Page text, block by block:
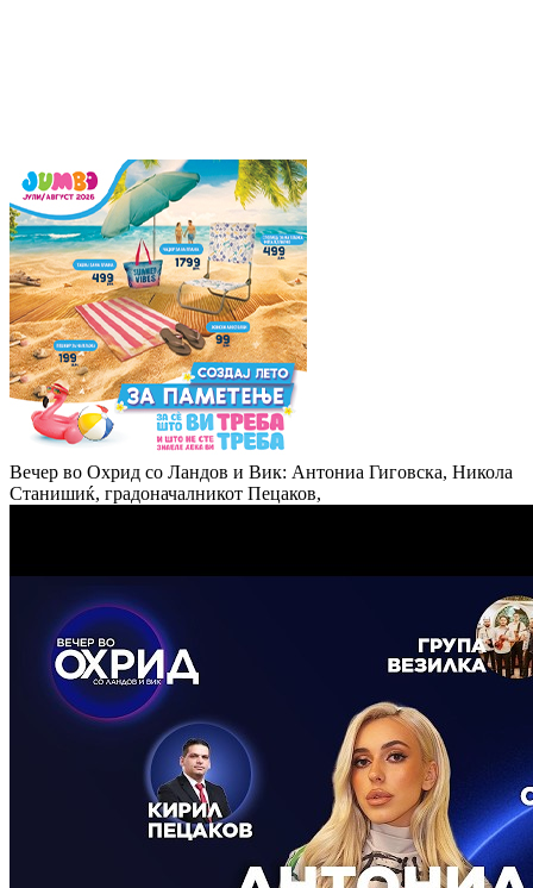
Вечер во Охрид со Ландов и Вик: Антониа Гиговска, Никола
Станишиќ, градоначалникот Пецаков,